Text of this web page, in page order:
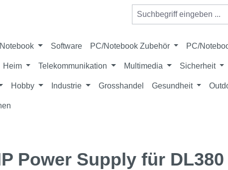
Software PC/Notebook Zubehör PC/
Heim Telekommunikation Multimedia Sicherheit
Hobby Industrie Grosshandel Gesundheit
Power Supply für